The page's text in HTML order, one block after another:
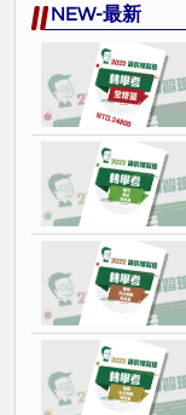
NEW-最新